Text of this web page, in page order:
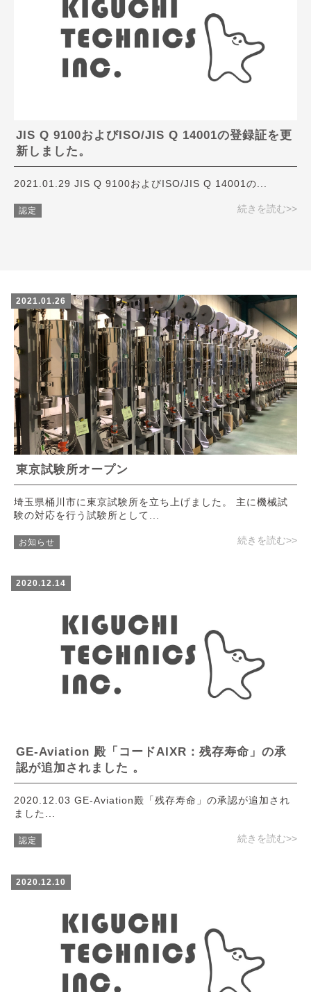
JIS Q 9100およびISO/JIS Q 14001の登録証を更
新しました。
2021.01.29 JIS Q 9100およびISO/JIS Q 14001の...
認定 続きを読む>>
2021.01.26
東京試験所オープン
埼玉県桶川市に東京試験所を立ち上げました。 主に機械試
験の対応を行う試験所として...
お知らせ 続きを読む>>
2020.12.14
GE-Aviation 殿「コードAIXR：残存寿命」の承
認が追加されました 。
2020.12.03 GE-Aviation殿「残存寿命」の承認が追加され
ました...
認定 続きを読む>>
2020.12.10